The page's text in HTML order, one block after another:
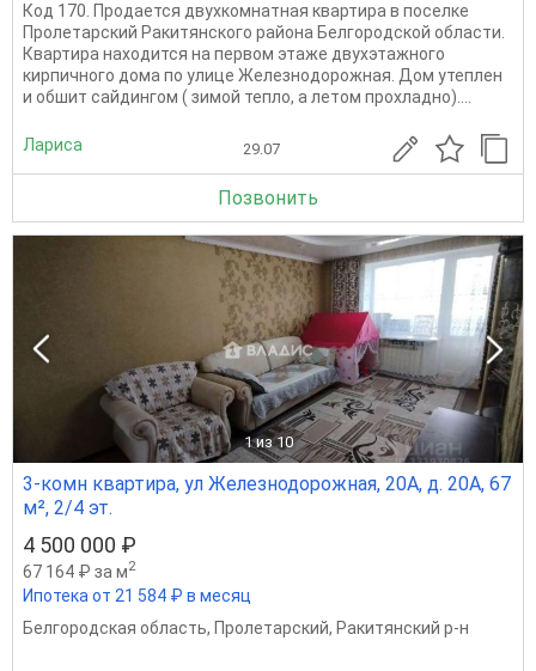
Код 170. Продается двухкомнатная квартира в поселке
Пролетарский Ракитянского района Белгородской области.
Квартира находится на первом этаже двухэтажного
кирпичного дома по улице Железнодорожная. Дом утеплен
и обшит сайдингом ( зимой тепло, а летом прохладно)....
Лариса 29.07
Позвонить
1 из 10
3-комн квартира, ул Железнодорожная, 20А, д. 20А, 67
м², 2/4 эт.
4 500 000 ₽
67 164 ₽ за м2
Ипотека от 21 584 ₽ в месяц
Белгородская область, Пролетарский, Ракитянский р-н